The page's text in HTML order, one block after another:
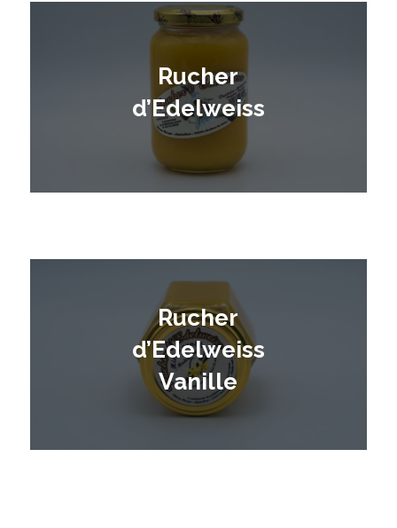
Rucher
d’Edelweiss
Rucher
d’Edelweiss
Vanille